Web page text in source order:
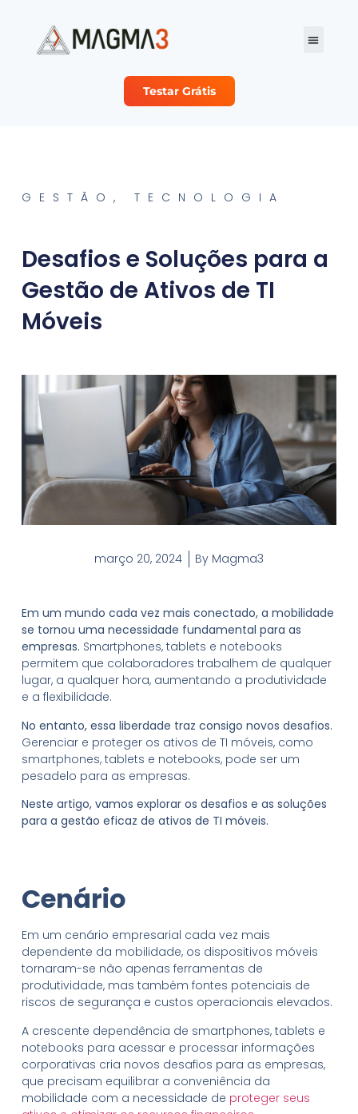
Testar Grátis
GESTÃO , TECNOLOGIA
Desafios e Soluções para a
Gestão de Ativos de TI
Móveis
março 20, 2024 By Magma3
Em um mundo cada vez mais conectado, a mobilidade
se tornou uma necessidade fundamental para as
empresas. Smartphones, tablets e notebooks
permitem que colaboradores trabalhem de qualquer
lugar, a qualquer hora, aumentando a produtividade
e a flexibilidade.
No entanto, essa liberdade traz consigo novos desafios.
Gerenciar e proteger os ativos de TI móveis, como
smartphones, tablets e notebooks, pode ser um
pesadelo para as empresas.
Neste artigo, vamos explorar os desafios e as soluções
para a gestão eficaz de ativos de TI móveis.
Cenário
Em um cenário empresarial cada vez mais
dependente da mobilidade, os dispositivos móveis
tornaram-se não apenas ferramentas de
produtividade, mas também fontes potenciais de
riscos de segurança e custos operacionais elevados.
A crescente dependência de smartphones, tablets e
notebooks para acessar e processar informações
corporativas cria novos desafios para as empresas,
que precisam equilibrar a conveniência da
mobilidade com a necessidade de proteger seus